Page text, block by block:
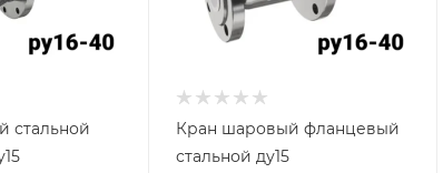
стальной
Кран шаровый фланцевый
стальной ду15